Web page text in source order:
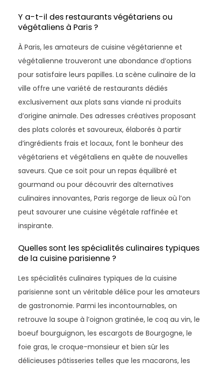
Y a-t-il des restaurants végétariens ou
végétaliens à Paris ?
À Paris, les amateurs de cuisine végétarienne et
végétalienne trouveront une abondance d’options
pour satisfaire leurs papilles. La scène culinaire de la
ville offre une variété de restaurants dédiés
exclusivement aux plats sans viande ni produits
d’origine animale. Des adresses créatives proposant
des plats colorés et savoureux, élaborés à partir
d’ingrédients frais et locaux, font le bonheur des
végétariens et végétaliens en quête de nouvelles
saveurs. Que ce soit pour un repas équilibré et
gourmand ou pour découvrir des alternatives
culinaires innovantes, Paris regorge de lieux où l’on
peut savourer une cuisine végétale raffinée et
inspirante.
Quelles sont les spécialités culinaires typiques
de la cuisine parisienne ?
Les spécialités culinaires typiques de la cuisine
parisienne sont un véritable délice pour les amateurs
de gastronomie. Parmi les incontournables, on
retrouve la soupe à l’oignon gratinée, le coq au vin, le
boeuf bourguignon, les escargots de Bourgogne, le
foie gras, le croque-monsieur et bien sûr les
délicieuses pâtisseries telles que les macarons, les